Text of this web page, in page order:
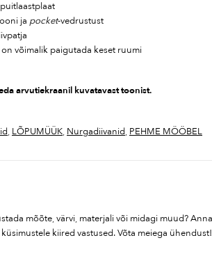
ja pocket-vedrustust
võimalik paigutada keset ruumi
arvutiekraanil kuvatavast toonist.
LÕPUMÜÜK Nurgadiivanid PEHME MÖÖBEL
mõõte, värvi, materjali või midagi muud?
kiired vastused. Võta meiega ühendust!